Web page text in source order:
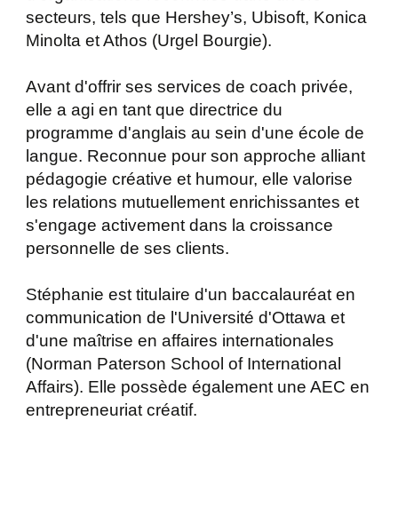
secteurs, tels que Hershey’s, Ubisoft, Konica
Minolta et Athos (Urgel Bourgie).
Avant d'offrir ses services de coach privée,
elle a agi en tant que directrice du
programme d'anglais au sein d'une école de
langue. Reconnue pour son approche alliant
pédagogie créative et humour, elle valorise
les relations mutuellement enrichissantes et
s'engage activement dans la croissance
personnelle de ses clients.
Stéphanie est titulaire d'un baccalauréat en
communication de l'Université d'Ottawa et
d'une maîtrise en affaires internationales
(Norman Paterson School of International
Affairs). Elle possède également une AEC en
entrepreneuriat créatif.